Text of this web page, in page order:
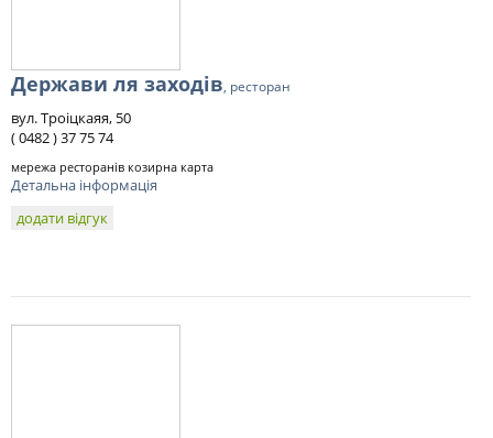
Держави ля заходів, ресторан
вул. Троіцкаяя, 50
( 0482 ) 37 75 74
мережа ресторанів козирна карта
Детальна інформація
додати відгук